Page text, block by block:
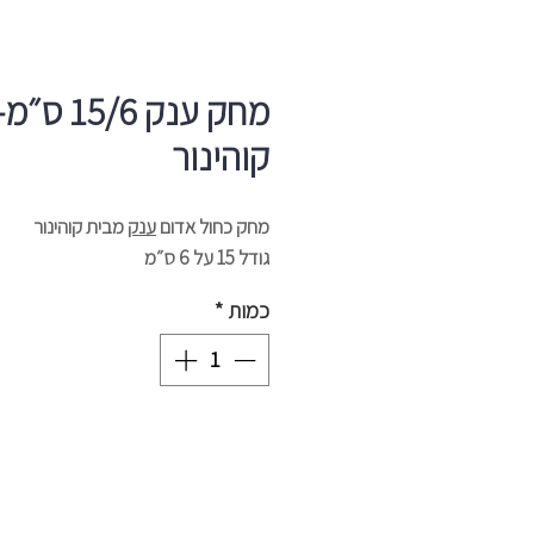
מחק ענק 15/6
קוהינור
מחק כחול אדום ענק מבית קוהינור
גודל 15 על 6 ס״מ
כמות*